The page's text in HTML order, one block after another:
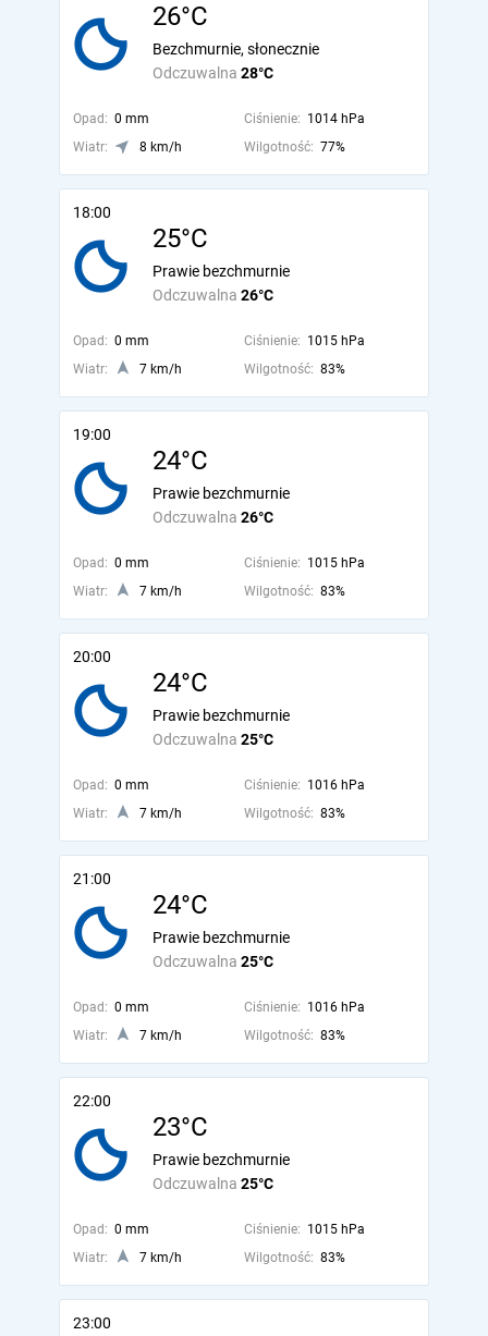
26°C
Odczuwalna 28°C
Bezchmurnie, słonecznie
Opad: 0 mm Ciśnienie: 1014 hPa
Wiatr:
8 km/h Wilgotność: 77%
18:00
25°C
Odczuwalna 26°C
Prawie bezchmurnie
Opad: 0 mm Ciśnienie: 1015 hPa
Wiatr:
7 km/h Wilgotność: 83%
19:00
24°C
Odczuwalna 26°C
Prawie bezchmurnie
Opad: 0 mm Ciśnienie: 1015 hPa
Wiatr:
7 km/h Wilgotność: 83%
20:00
24°C
Odczuwalna 25°C
Prawie bezchmurnie
Opad: 0 mm Ciśnienie: 1016 hPa
Wiatr:
7 km/h Wilgotność: 83%
21:00
24°C
Odczuwalna 25°C
Prawie bezchmurnie
Opad: 0 mm Ciśnienie: 1016 hPa
Wiatr:
7 km/h Wilgotność: 83%
22:00
23°C
Odczuwalna 25°C
Prawie bezchmurnie
Opad: 0 mm Ciśnienie: 1015 hPa
Wiatr:
7 km/h Wilgotność: 83%
23:00